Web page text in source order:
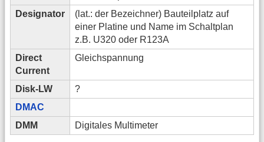
Designator
(lat.: der Bezeichner) Bauteilplatz auf
einer Platine und Name im Schaltplan
z.B. U320 oder R123A
Direct
Current
Gleichspannung
Disk-LW
?
DMAC
DMM
Digitales Multimeter